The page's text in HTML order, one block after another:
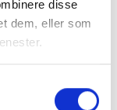
disse
dem, eller som